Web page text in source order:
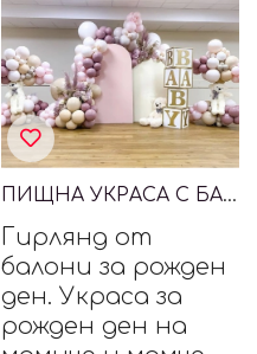
ПИЩНА УКРАСА С БАЛОНИ И МЕЧЕТА
Гирлянд от
балони за рожден
ден. Украса за
рожден ден на